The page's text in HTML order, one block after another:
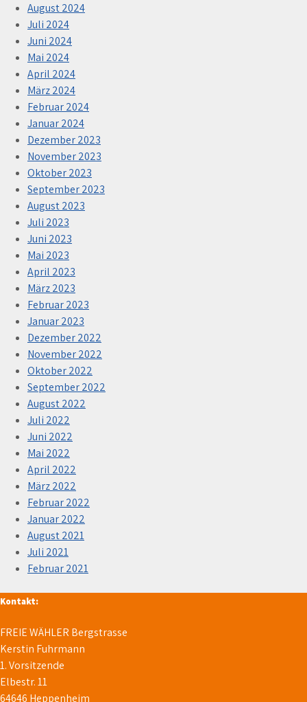
August 2024
Juli 2024
Juni 2024
Mai 2024
April 2024
März 2024
Februar 2024
Januar 2024
Dezember 2023
November 2023
Oktober 2023
September 2023
August 2023
Juli 2023
Juni 2023
Mai 2023
April 2023
März 2023
Februar 2023
Januar 2023
Dezember 2022
November 2022
Oktober 2022
September 2022
August 2022
Juli 2022
Juni 2022
Mai 2022
April 2022
März 2022
Februar 2022
Januar 2022
August 2021
Juli 2021
Februar 2021
Kontakt:
FREIE WÄHLER Bergstrasse
Kerstin Fuhrmann
1. Vorsitzende
Elbestr. 11
64646 Heppenheim